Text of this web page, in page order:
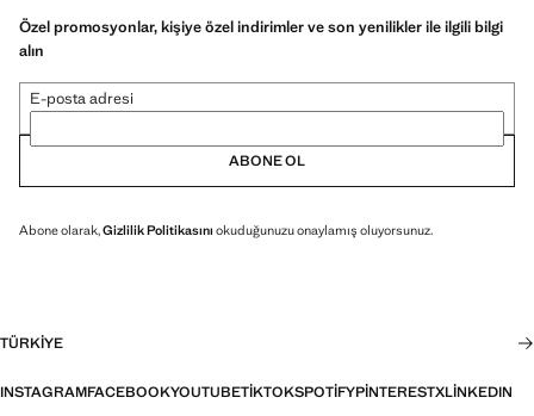
Özel promosyonlar, kişiye özel indirimler ve son yenilikler ile ilgili bilgi
alın
E-posta adresi
ABONE OL
Abone olarak,Gizlilik Politikasını okuduğunuzu onaylamış oluyorsunuz.
TÜRKIYE
INSTAGRAMFACEBOOKYOUTUBETIKTOKSPOTIFYPINTERESTXLINKEDIN